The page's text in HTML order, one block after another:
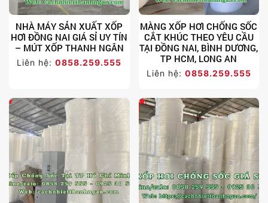
NHÀ MÁY SẢN XUẤT XỐP
HƠI ĐỒNG NAI GIÁ SỈ UY TÍN
– MÚT XỐP THANH NGÂN
Liên hệ:0858.259.555
MÀNG XỐP HƠI CHỐNG SỐC
CẮT KHÚC THEO YÊU CẦU
TẠI ĐỒNG NAI, BÌNH DƯƠNG,
TP HCM, LONG AN
Liên hệ: 0858.259.555